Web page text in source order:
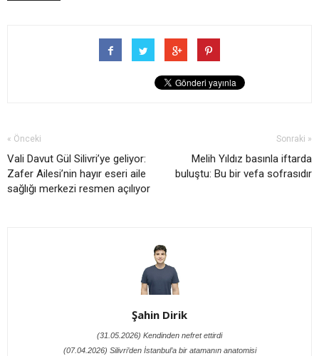
« Önceki
Vali Davut Gül Silivri’ye geliyor:
Zafer Ailesi’nin hayır eseri aile
sağlığı merkezi resmen açılıyor
Sonraki »
Melih Yıldız basınla iftarda
buluştu: Bu bir vefa sofrasıdır
Şahin Dirik
(31.05.2026) Kendinden nefret ettirdi
(07.04.2026) Silivri’den İstanbul’a bir atamanın anatomisi